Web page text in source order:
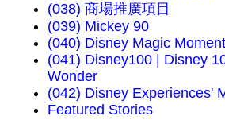
(038) 商場推廣項目
(039) Mickey 90
(040) Disney Magic
(041) Disney100 | Disney
Wonder
(042) Disney Experiences'
Featured Stories